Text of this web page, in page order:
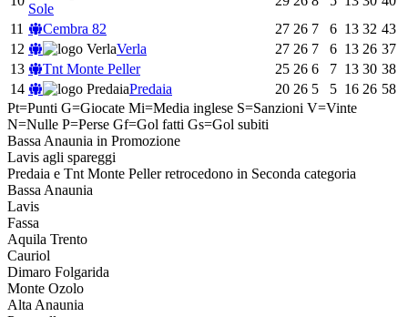
Sole
11
Cembra 82 27 26 7 6 13 32 43
12
Verla 27 26 7 6 13 26 37
13
Tnt Monte Peller 25 26 6 7 13 30 38
14
Predaia 20 26 5 5 16 26 58
Pt=Punti G=Giocate Mi=Media inglese S=Sanzioni V=Vinte
N=Nulle P=Perse Gf=Gol fatti Gs=Gol subiti
Bassa Anaunia in Promozione
Lavis agli spareggi
Predaia e Tnt Monte Peller retrocedono in Seconda categoria
Bassa Anaunia
Lavis
Fassa
Aquila Trento
Cauriol
Dimaro Folgarida
Monte Ozolo
Alta Anaunia